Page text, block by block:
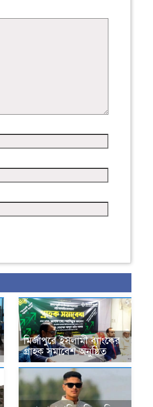
মির্জাপুরে ইসলামী ব্যাংকের
গ্রাহক সমাবেশ অনুষ্ঠিত